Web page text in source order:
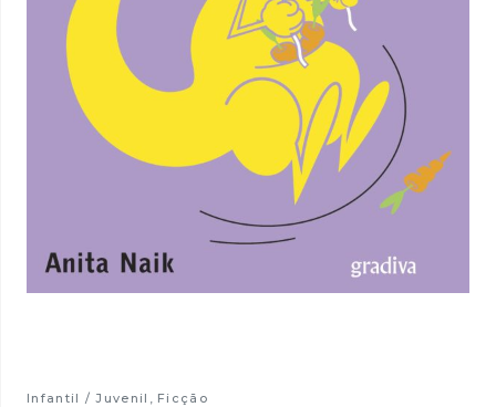
Infantil / Juvenil Ficção